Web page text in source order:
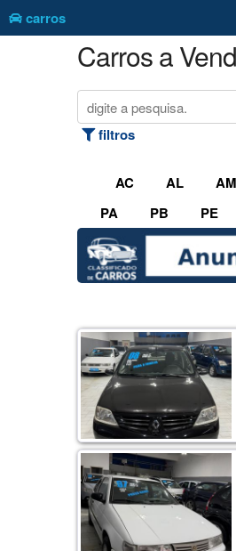
carros
Carros a
filtros
AC AL AM
PA
PB PE